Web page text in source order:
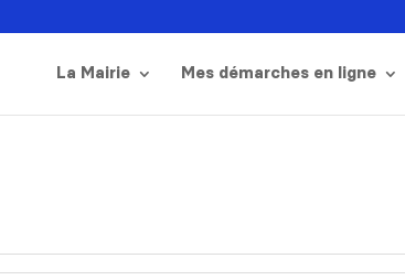
La Mairie Mes démarches en ligne